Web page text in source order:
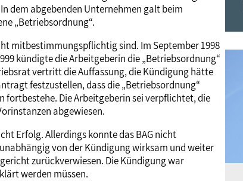
Frauen
Jugend
Senioren
Versorgung
Beihilfe
Rechtsprechung
Tarifverträge
Rechtsprechung
Bildung
Europa
Akademie
Verlag
dem abgebenden Unternehmen galt beim
„Betriebsordnung“.
mitbestimmungspflichtig sind. Im September 1998
kündigte die Arbeitgeberin die „Betriebsordnung“
vertritt die Auffassung, die Kündigung hätte
festzustellen, dass die „Betriebsordnung“
fortbestehe. Die Arbeitgeberin sei verpflichtet, die
abgewiesen.
Erfolg. Allerdings konnte das BAG nicht
von der Kündigung wirksam und weiter
zurückverwiesen. Die Kündigung war
werden müssen.